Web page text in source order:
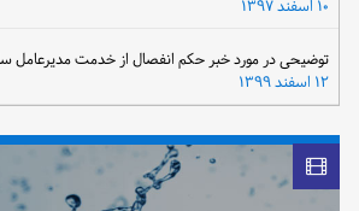
توضیحی در مورد خبر حکم انفصال از خدمت مدیرعامل